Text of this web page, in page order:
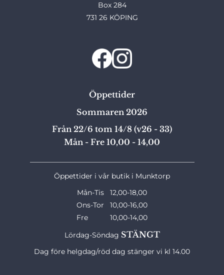
Box 284
731 26 KÖPING
Öppettider
Sommaren 2026
Från 22/6 tom 14/8 (v26 - 33)
Mån - Fre 10,00 - 14,00
Öppettider i vår butik i Munktorp
Mån-Tis 12,00-18,00
Ons-Tor 10,00-16,00
Fre 10,00-14,00
Lördag-Söndag STÄNGT
Dag före helgdag/röd dag stänger vi kl 14.00